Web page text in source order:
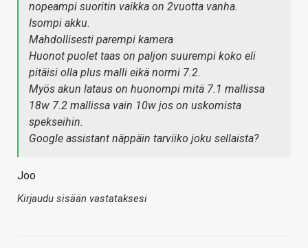
nopeampi suoritin vaikka on 2vuotta vanha.
Isompi akku.
Mahdollisesti parempi kamera
Huonot puolet taas on paljon suurempi koko eli
pitäisi olla plus malli eikä normi 7.2.
Myös akun lataus on huonompi mitä 7.1 mallissa
18w 7.2 mallissa vain 10w jos on uskomista
spekseihin.
Google assistant näppäin tarviiko joku sellaista?
Joo
Kirjaudu sisään vastataksesi